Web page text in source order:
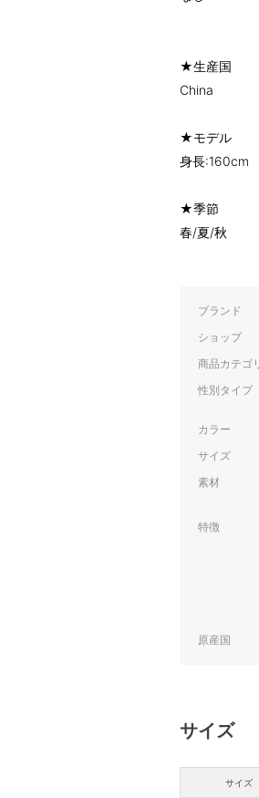
★生産国
China
★モデル
身長:160cm
★季節
春/夏/秋
ブランド
ショップ
商品カテゴ
性別タイプ
カラー
サイズ
素材
特徴
原産国
サイズ
サイズ